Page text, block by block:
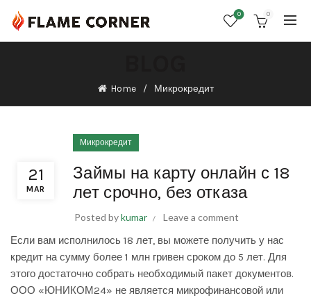
0 0
Home Микрокредит
21
MAR
Микрокредит
Займы на карту онлайн с 18
лет срочно, без отказа
Posted bykumar Leave a comment
Если вам исполнилось 18 лет, вы можете получить у нас
кредит на сумму более 1 млн гривен сроком до 5 лет. Для
этого достаточно собрать необходимый пакет документов.
ООО «ЮНИКОМ24» не является микрофинансовой или